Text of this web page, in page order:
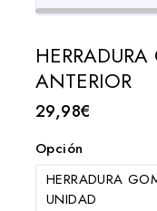
ANTERIOR
29,98€
Opción
HERRADURA
UNIDAD